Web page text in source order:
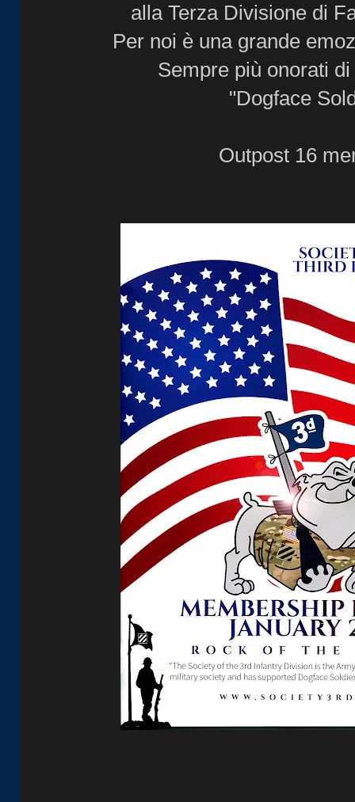
alla Terza Divisione di
Per noi è una grande
Sempre più onorati
"Dogface
Outpost 16